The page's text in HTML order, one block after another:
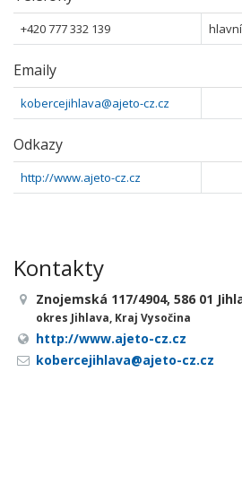
+420 777 332 139
Emaily
kobercejihlava@ajeto-cz.cz
Odkazy
http://www.ajeto-cz.cz
Kontakty
Znojemská 117/4904, 586 01
okres Jihlava, Kraj Vysočina
http://www.ajeto-cz.cz
kobercejihlava@ajeto-cz.cz